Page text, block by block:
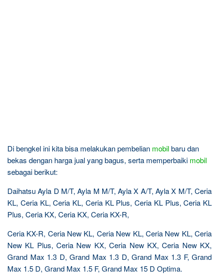
Di bengkel ini kita bisa melakukan pembelian mobilbaru dan
bekas dengan harga jual yang bagus, serta memperbaiki mobil
sebagai berikut:
Daihatsu Ayla D M/T, Ayla M M/T, Ayla X A/T, Ayla X M/T, Ceria
KL, Ceria KL, Ceria KL, Ceria KL Plus, Ceria KL Plus, Ceria KL
Plus, Ceria KX, Ceria KX, Ceria KX-R,
Ceria KX-R, Ceria New KL, Ceria New KL, Ceria New KL, Ceria
New KL Plus, Ceria New KX, Ceria New KX, Ceria New KX,
Grand Max 1.3 D, Grand Max 1.3 D, Grand Max 1.3 F, Grand
Max 1.5 D, Grand Max 1.5 F, Grand Max 15 D Optima.